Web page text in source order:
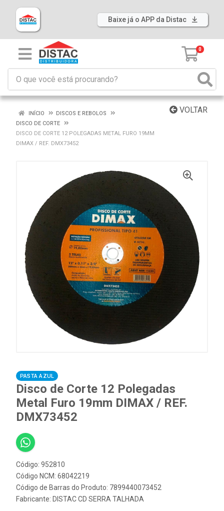
Baixe já o APP da Distac
0
VOLTAR
INÍCIO
DISCOS E REBOLOS
DISCO DE CORTE
DISCO DE CORTE 12 POLEGADAS METAL FURO 19MM
DIMAX / REF. DMX73452
PASTA AZUL
Disco de Corte 12 Polegadas
Metal Furo 19mm DIMAX / REF.
DMX73452
Código: 952810
Código NCM: 68042219
Código de Barras do Produto: 7899440073452
Fabricante: DISTAC CD SERRA TALHADA